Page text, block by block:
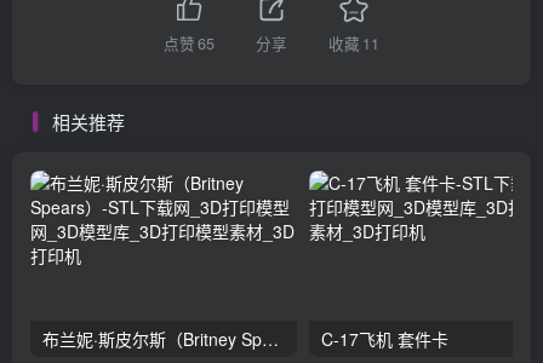
点赞65 分享 收藏 11
相关推荐
布兰妮·斯皮尔斯（Britney Spears） C-17飞机 套件卡